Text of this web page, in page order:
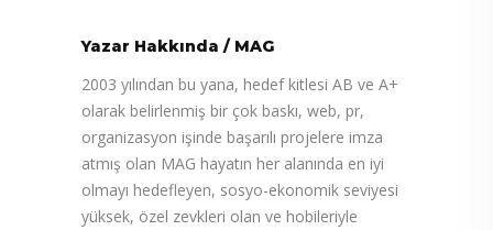
Yazar Hakkında / MAG
2003 yılından bu yana, hedef kitlesi AB ve A+
olarak belirlenmiş bir çok baskı, web, pr,
organizasyon işinde başarılı projelere imza
atmış olan MAG hayatın her alanında en iyi
olmayı hedefleyen, sosyo-ekonomik seviyesi
yüksek, özel zevkleri olan ve hobileriyle